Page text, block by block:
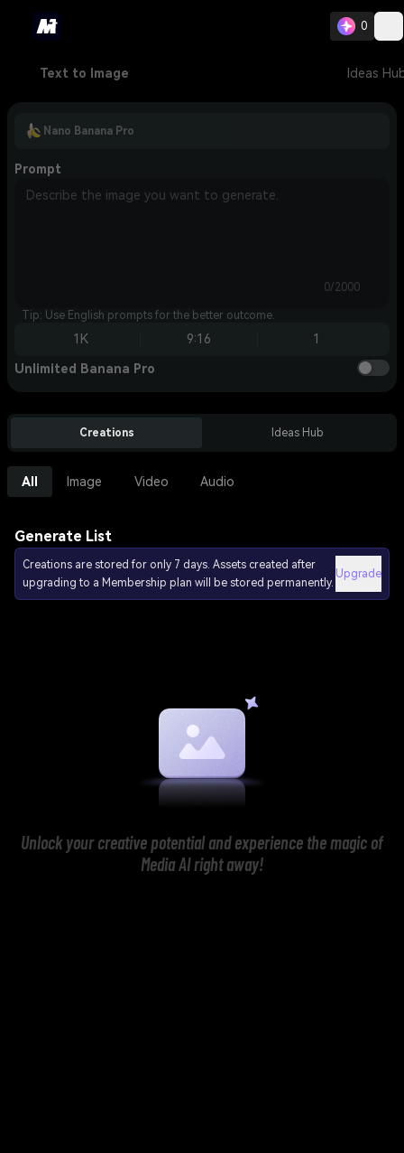
0
Text to Image Ideas
Nano Banana Pro
Prompt
0/2000
Tip: Use English prompts for the better outcome.
1K 9:16 1
Unlimited Banana Pro
Creations Ideas Hub
All Image Video Audio
Generate List
Creations are stored for only 7 days. Assets created after
upgrading to a Membership plan will be stored permanently.
Upgrade
Unlock your creative potential and experience the magic of
Media AI right away!